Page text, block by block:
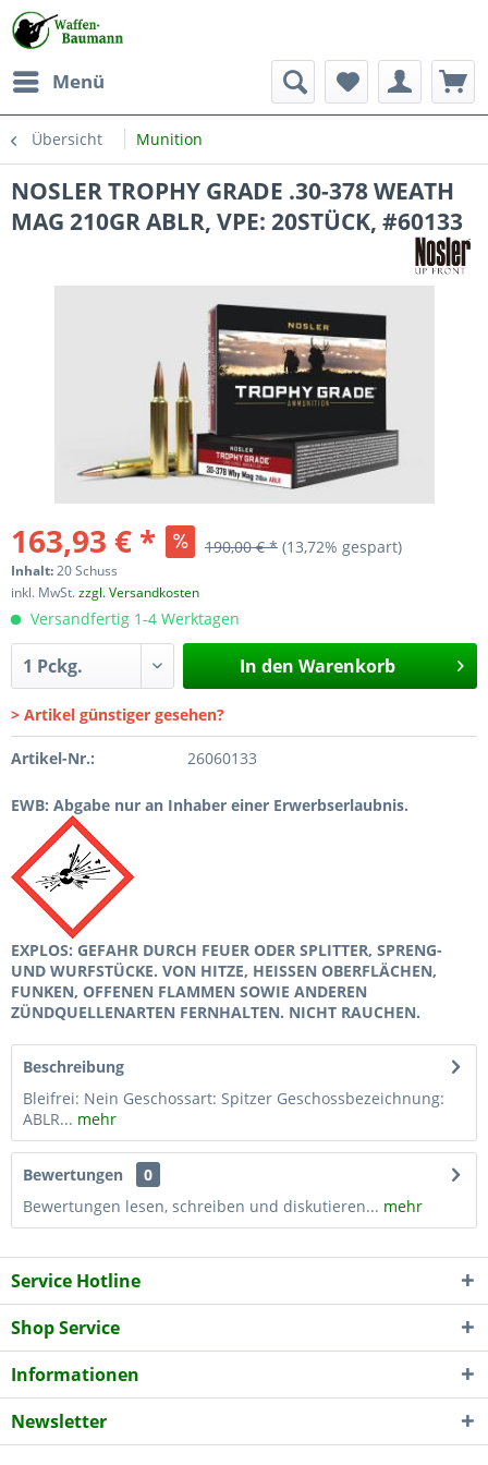
Menü
Übersicht Munition
NOSLER TROPHY GRADE .30-378 WEATH
MAG 210GR ABLR, VPE: 20STÜCK, #60133
163,93 € * 190,00 € * (13,72% gespart)
Inhalt:20 Schuss
inkl. MwSt.zzgl. Versandkosten
Versandfertig 1-4 Werktagen
In den Warenkorb
> Artikel günstiger gesehen?
Artikel-Nr.: 26060133
EWB: Abgabe nur an Inhaber einer Erwerbserlaubnis.
EXPLOS: GEFAHR DURCH FEUER ODER SPLITTER, SPRENG-
UND WURFSTÜCKE. VON HITZE, HEISSEN OBERFLÄCHEN,
FUNKEN, OFFENEN FLAMMEN SOWIE ANDEREN
ZÜNDQUELLENARTEN FERNHALTEN. NICHT RAUCHEN.
Beschreibung
Bleifrei: Nein Geschossart: Spitzer Geschossbezeichnung:
ABLR... mehr
Bewertungen
0
Bewertungen lesen, schreiben und diskutieren... mehr
Service Hotline
Shop Service
Informationen
Newsletter